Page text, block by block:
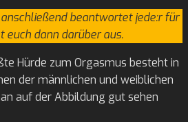
beantwortet jede:r für
euch dann darüber aus.
Hürde zum Orgasmus besteht in
der männlichen und weiblichen
auf der Abbildung gut sehen